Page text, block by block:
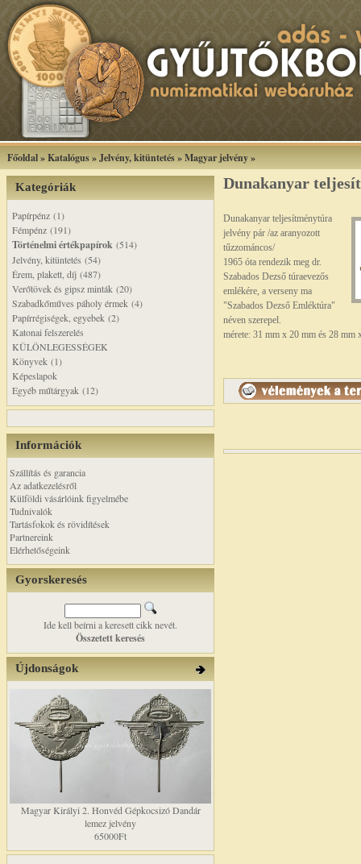
Főoldal»Katalógus»Jelvény, kitüntetés»Magyar jelvény»
Kategóriák
Papírpénz (1)
Fémpénz (191)
Történelmi értékpapírok (514)
Jelvény, kitüntetés (54)
Érem, plakett, díj (487)
Verőtövek és gipsz minták (20)
Szabadkőműves páholy érmek (4)
Papírrégiségek, egyebek (2)
Katonai felszerelés
KÜLÖNLEGESSÉGEK
Könyvek (1)
Képeslapok
Egyéb műtárgyak (12)
Információk
Szállítás és garancia
Az adatkezelésről
Külföldi vásárlóink figyelmébe
Tudnivalók
Tartásfokok és rövidítések
Partnereink
Elérhetőségeink
Gyorskeresés
Ide kell beírni a keresett cikk nevét.
Összetett keresés
Újdonságok
Magyar Királyi 2. Honvéd Gépkocsizó Dandár
lemez jelvény
65000Ft
Dunakanyar
Dunakanyar teljesítménytúra
jelvény pár /az aranyozott
tűzzománcos/
1965 óta rendezik meg dr.
Szabados Dezső túraevezős
emlékére, a verseny ma
"Szabados Dezső Emléktúra"
néven szerepel.
mérete: 31 mm x 20 mm és 28 mm